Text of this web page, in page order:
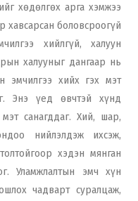
хөдөлгөх арга хэмжээ
хавсарсан боловсроогүй
хийлгүй, халуун
халууныг дангаар нь
эмчилгээ хийх гэх мэт
Энэ үед өвчтэй хүнд
санагддаг. Хий, шар,
нийлэлдэж ихсэж,
хэдэн мянган
Уламжлалтын эмч хүн
чадварт суралцаж,